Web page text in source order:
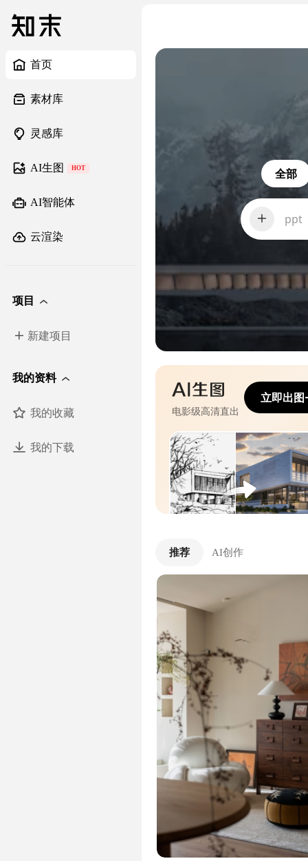
首页
素材库
灵感库
AI生图 HOT
AI智能体
云渲染
项目
新建项目
我的资料
我的收藏
我的下载
全部
前台
电影级高清直出
立即出图
推荐 AI创作